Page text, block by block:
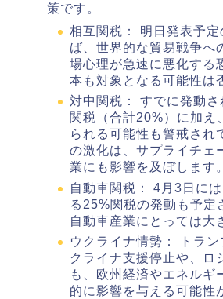
策です。
相互関税： 明日発表予
ば、世界的な貿易戦争へ
場心理が急速に悪化する
本も対象となる可能性は
対中関税： すでに発動
関税（合計20%）に加え
られる可能性も警戒され
の激化は、サプライチェ
業にも影響を及ぼします。
自動車関税： 4月3日に
る25%関税の発動も予定
自動車産業にとっては大
ウクライナ情勢： トラ
クライナ支援停止や、ロ
も、欧州経済やエネルギ
的に影響を与える可能性